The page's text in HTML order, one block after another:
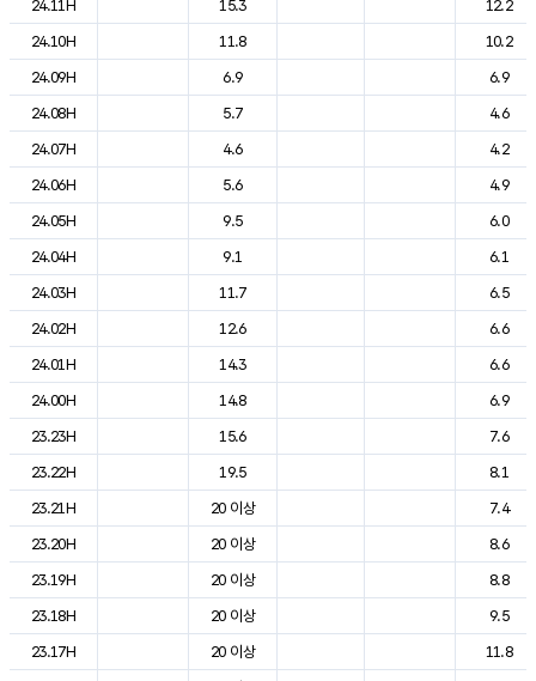
24.11H
15.3
12.2
24.10H
11.8
10.2
24.09H
6.9
6.9
24.08H
5.7
4.6
24.07H
4.6
4.2
24.06H
5.6
4.9
24.05H
9.5
6.0
24.04H
9.1
6.1
24.03H
11.7
6.5
24.02H
12.6
6.6
24.01H
14.3
6.6
24.00H
14.8
6.9
23.23H
15.6
7.6
23.22H
19.5
8.1
23.21H
20 이상
7.4
23.20H
20 이상
8.6
23.19H
20 이상
8.8
23.18H
20 이상
9.5
23.17H
20 이상
11.8